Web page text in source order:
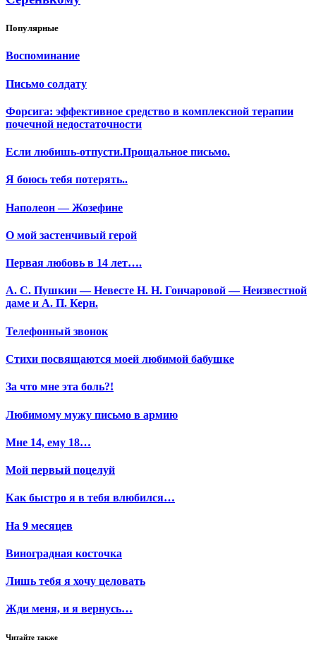
Популярные
Воспоминание
Письмо солдату
Форсига: эффективное средство в комплексной терапии
почечной недостаточности
Если любишь-отпусти.Прощальное письмо.
Я боюсь тебя потерять..
Наполеон — Жозефине
О мой застенчивый герой
Первая любовь в 14 лет….
А. С. Пушкин — Невесте Н. Н. Гончаровой — Неизвестной
даме и А. П. Керн.
Телефонный звонок
Стихи посвящаются моей любимой бабушке
За что мне эта боль?!
Любимому мужу письмо в армию
Мне 14, ему 18…
Мой первый поцелуй
Как быстро я в тебя влюбился…
На 9 месяцев
Виноградная косточка
Лишь тебя я хочу целовать
Жди меня, и я вернусь…
Читайте также